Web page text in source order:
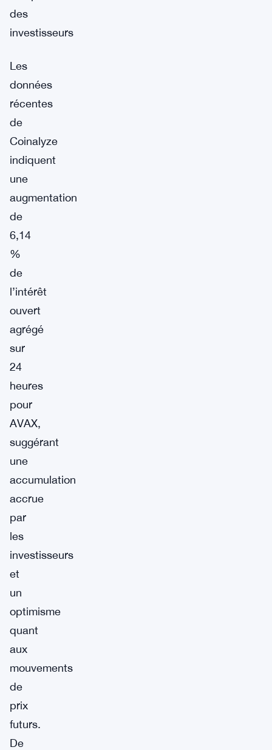
des
investisseurs
Les
données
récentes
de
Coinalyze
indiquent
une
augmentation
de
6,14
%
de
l’intérêt
ouvert
agrégé
sur
24
heures
pour
AVAX,
suggérant
une
accumulation
accrue
par
les
investisseurs
et
un
optimisme
quant
aux
mouvements
de
prix
futurs.
De